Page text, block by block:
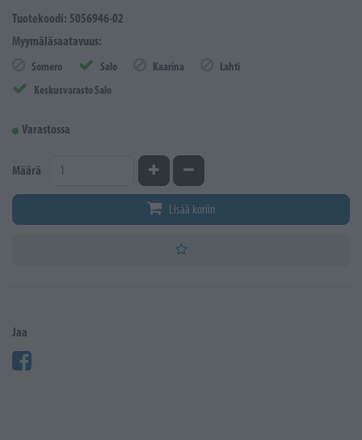
Tuotekoodi: 5056946-02
Myymäläsaatavuus:
Somero Salo Kaarina
Lahti
Keskusvarasto Salo
Varastossa
Määrä Kasvata määrääVähennä määrää
Lisää koriin
Jaa